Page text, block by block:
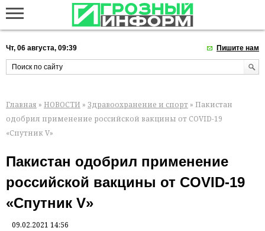
Чт, 06 августа, 09:39 Пишите нам
Главная » НОВОСТИ » Здравоохранение и спорт » Пакистан
одобрил применение российской вакцины от COVID-19
«Спутник V»
Пакистан одобрил применение
российской вакцины от COVID-19
«Спутник V»
09.02.2021 14:56